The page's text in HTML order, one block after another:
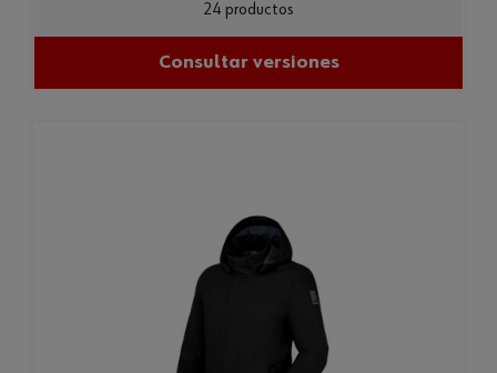
24 productos
Consultar versiones